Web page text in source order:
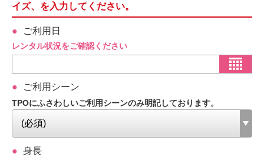
イズ、を入力してください。
ご利用日
レンタル状況をご確認ください
ご利用シーン
TPOにふさわしいご利用シーンのみ明記しております。
身長